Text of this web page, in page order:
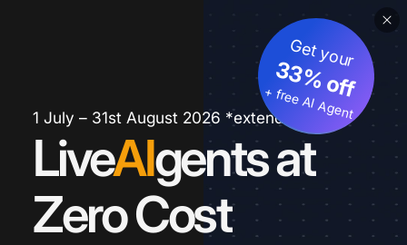
1 July – 31st August 2026 *extended
LiveAIgents at
Zero Cost
Get your
33% off
+ free AI Agent